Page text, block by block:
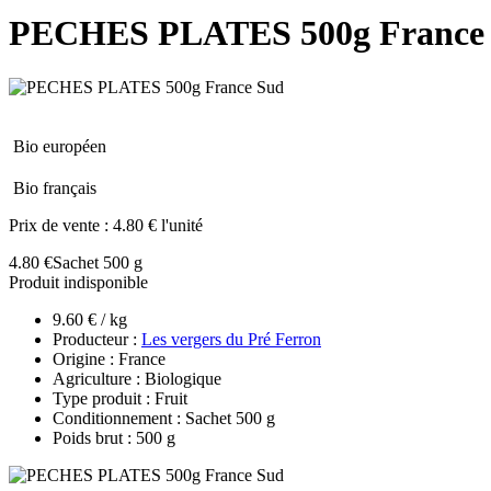
PECHES PLATES 500g
Bio européen
Bio français
Prix de vente : 4.80 € l'unité
4.80 €Sachet 500 g
Produit indisponible
9.60 € / kg
Producteur : Les vergers du Pré Ferron
Origine : France
Agriculture : Biologique
Type produit : Fruit
Conditionnement : Sachet 500 g
Poids brut : 500 g